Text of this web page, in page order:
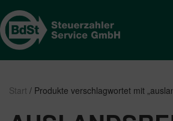
Start / Produkte verschlagwortet mit